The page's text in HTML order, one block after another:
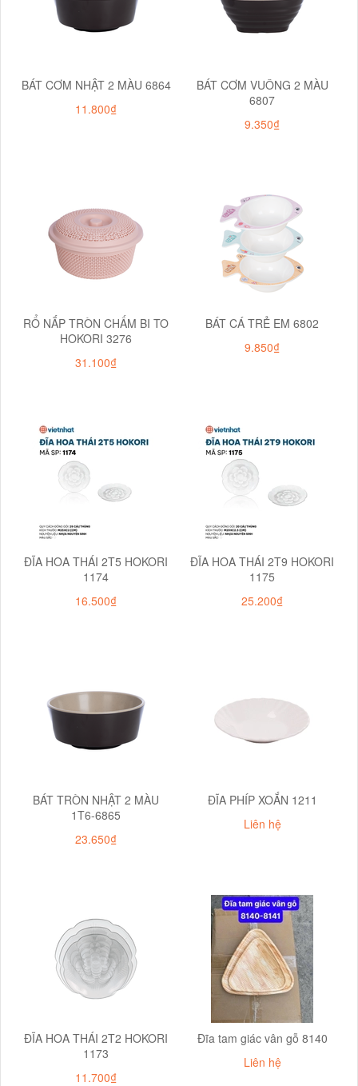
BÁT CƠM NHẬT 2 MÀU 6864
11.800₫
BÁT CƠM VUÔNG 2 MÀU
6807
9.350₫
RỔ NẮP TRÒN CHẤM BI TO
HOKORI 3276
31.100₫
BÁT CÁ TRẺ EM 6802
9.850₫
ĐĨA HOA THÁI 2T5 HOKORI
1174
16.500₫
ĐĨA HOA THÁI 2T9 HOKORI
1175
25.200₫
BÁT TRÒN NHẬT 2 MÀU
1T6-6865
23.650₫
ĐĨA PHÍP XOẮN 1211
Liên hệ
ĐĨA HOA THÁI 2T2 HOKORI
1173
11.700₫
Đĩa tam giác vân gỗ 8140
Liên hệ